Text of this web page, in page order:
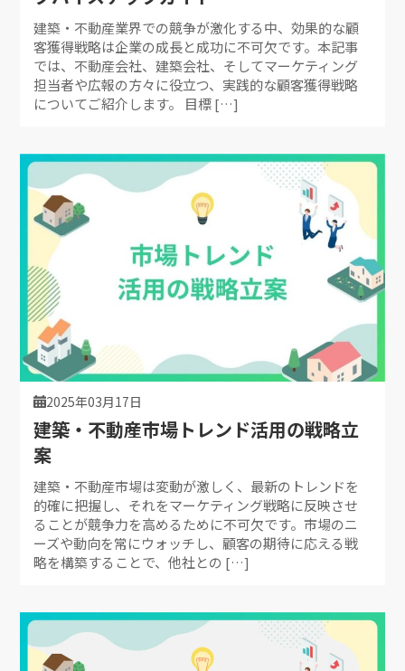
建築・不動産業界での競争が激化する中、効果的な顧
客獲得戦略は企業の成長と成功に不可欠です。本記事
では、不動産会社、建築会社、そしてマーケティング
担当者や広報の方々に役立つ、実践的な顧客獲得戦略
についてご紹介します。 目標 […]
2025年03月17日
建築・不動産市場トレンド活用の戦略立
案
建築・不動産市場は変動が激しく、最新のトレンドを
的確に把握し、それをマーケティング戦略に反映させ
ることが競争力を高めるために不可欠です。市場のニ
ーズや動向を常にウォッチし、顧客の期待に応える戦
略を構築することで、他社との […]